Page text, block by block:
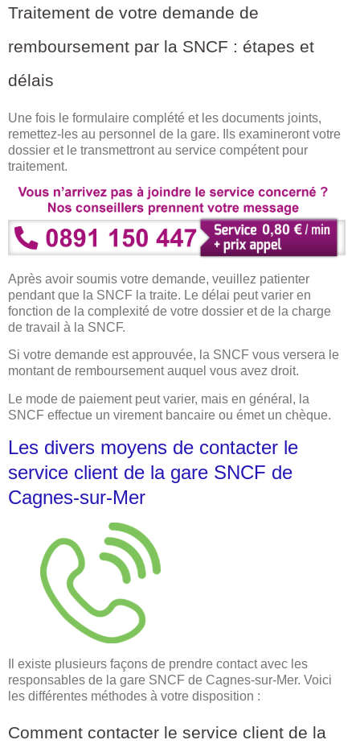
Traitement de votre demande de
remboursement par la SNCF : étapes et
délais
Une fois le formulaire complété et les documents joints,
remettez-les au personnel de la gare. Ils examineront votre
dossier et le transmettront au service compétent pour
traitement.
Après avoir soumis votre demande, veuillez patienter
pendant que la SNCF la traite. Le délai peut varier en
fonction de la complexité de votre dossier et de la charge
de travail à la SNCF.
Si votre demande est approuvée, la SNCF vous versera le
montant de remboursement auquel vous avez droit.
Le mode de paiement peut varier, mais en général, la
SNCF effectue un virement bancaire ou émet un chèque.
Les divers moyens de contacter le
service client de la gare SNCF de
Cagnes-sur-Mer
Il existe plusieurs façons de prendre contact avec les
responsables de la gare SNCF de Cagnes-sur-Mer. Voici
les différentes méthodes à votre disposition :
Comment contacter le service client de la